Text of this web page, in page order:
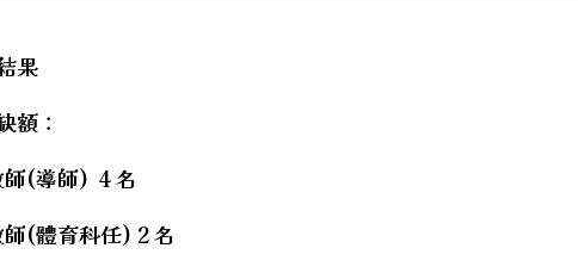
容。
果
額：
師(導師) 4 名
(體育科任) 2 名